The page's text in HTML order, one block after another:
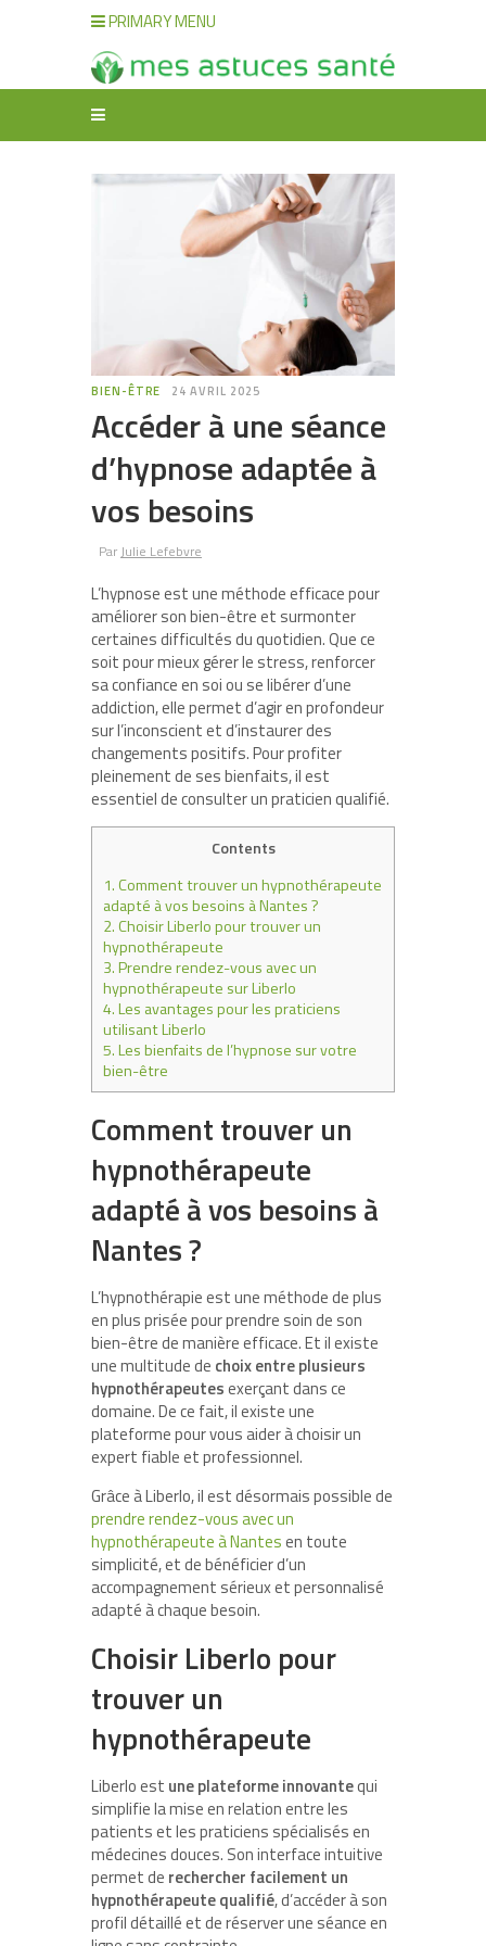
PRIMARY MENU
BIEN-ÊTRE 24 AVRIL 2025
Accéder à une séance
d’hypnose adaptée à
vos besoins
Par Julie Lefebvre
L’hypnose est une méthode efficace pour
améliorer son bien-être et surmonter
certaines difficultés du quotidien. Que ce
soit pour mieux gérer le stress, renforcer
sa confiance en soi ou se libérer d’une
addiction, elle permet d’agir en profondeur
sur l’inconscient et d’instaurer des
changements positifs. Pour profiter
pleinement de ses bienfaits, il est
essentiel de consulter un praticien qualifié.
Contents
1.Comment trouver un hypnothérapeute
adapté à vos besoins à Nantes ?
2.Choisir Liberlo pour trouver un
hypnothérapeute
3.Prendre rendez-vous avec un
hypnothérapeute sur Liberlo
4.Les avantages pour les praticiens
utilisant Liberlo
5.Les bienfaits de l’hypnose sur votre
bien-être
Comment trouver un
hypnothérapeute
adapté à vos besoins à
Nantes ?
L’hypnothérapie est une méthode de plus
en plus prisée pour prendre soin de son
bien-être de manière efficace. Et il existe
une multitude de choix entre plusieurs
hypnothérapeutesexerçant dans ce
domaine. De ce fait, il existe une
plateforme pour vous aider à choisir un
expert fiable et professionnel.
Grâce à Liberlo, il est désormais possible de
prendre rendez-vous avec un
hypnothérapeute à Nantesen toute
simplicité, et de bénéficier d’un
accompagnement sérieux et personnalisé
adapté à chaque besoin.
Choisir Liberlo pour
trouver un
hypnothérapeute
Liberlo est une plateforme innovantequi
simplifie la mise en relation entre les
patients et les praticiens spécialisés en
médecines douces. Son interface intuitive
permet de rechercher facilement un
hypnothérapeute qualifié, d’accéder à son
profil détaillé et de réserver une séance en